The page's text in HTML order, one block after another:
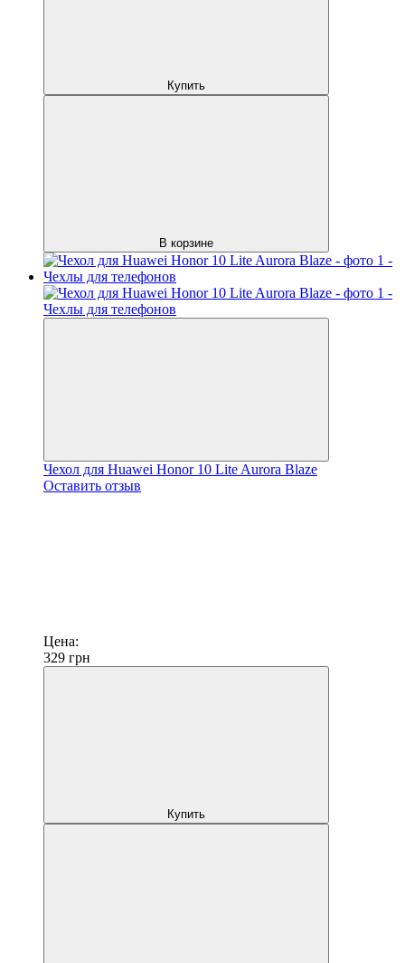
Купить
В корзине
Чехол для Huawei Honor 10 Lite Aurora Blaze
Оставить отзыв
Цена:
329 грн
Купить